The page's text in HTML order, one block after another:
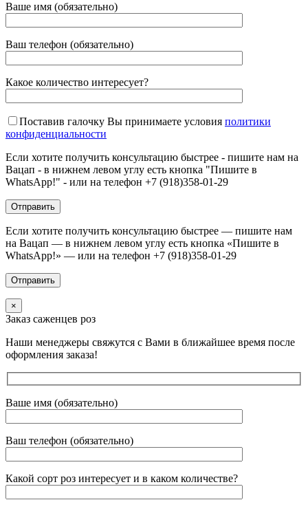
Ваше имя (обязательно)
Ваш телефон (обязательно)
Какое количество интересует?
Поставив галочку Вы принимаете условия политики
конфиденциальности
Если хотите получить консультацию быстрее - пишите нам на
Вацап - в нижнем левом углу есть кнопка "Пишите в
WhatsApp!" - или на телефон +7 (918)358-01-29
Если хотите получить консультацию быстрее — пишите нам
на Вацап — в нижнем левом углу есть кнопка «Пишите в
WhatsApp!» — или на телефон +7 (918)358-01-29
×
Заказ саженцев роз
Наши менеджеры свяжутся с Вами в ближайшее время после
оформления заказа!
Ваше имя (обязательно)
Ваш телефон (обязательно)
Какой сорт роз интересует и в каком количестве?